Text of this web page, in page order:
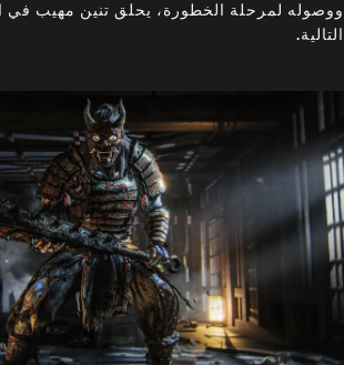
ووصوله لمرحلة الخطورة، يحلق تنين مهيب في
التالية.